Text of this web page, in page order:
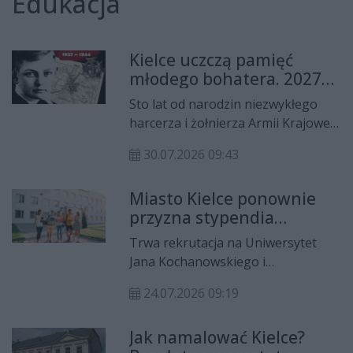
Kielce uczczą pamięć
młodego bohatera. 2027
Rokiem Wojciecha
Szczepaniaka
Sto lat od narodzin niezwykłego
harcerza i żołnierza Armii Krajowej
historię młodego patrioty, który za
najwyższą cenę. Rok 2027 zostanie
w mieście poświęcony Wojciechowi
Szczepaniakowi.
30.07.2026 09:43
Miasto Kielce ponownie
przyzna stypendia
studentom. Nabór ruszy w
październiku
Trwa rekrutacja na Uniwersytet
Jana Kochanowskiego i
Kandydaci, którzy wybiorą studia w
się o Stypendium Miasta Kielce.
24.07.2026 09:19
Jak namalować Kielce?